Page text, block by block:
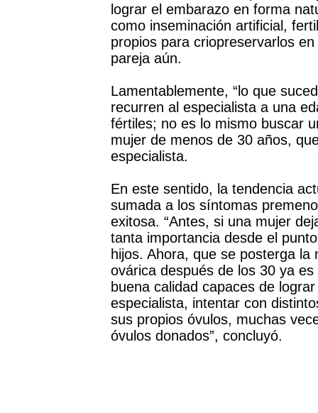
lograr el embarazo en forma
como inseminación artificial,
propios para criopreservarlos
pareja aún.
Lamentablemente, “lo que
recurren al especialista a una
fértiles; no es lo mismo buscar
mujer de menos de 30 años,
especialista.
En este sentido, la tendencia
sumada a los síntomas
exitosa. “Antes, si una mujer
tanta importancia desde el
hijos. Ahora, que se posterga
ovárica después de los 30 ya
buena calidad capaces de
especialista, intentar con
sus propios óvulos, muchas
óvulos donados”, concluyó.